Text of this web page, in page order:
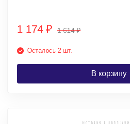
1 174 ₽ 1 614₽
Осталось 2 шт.
В корзину